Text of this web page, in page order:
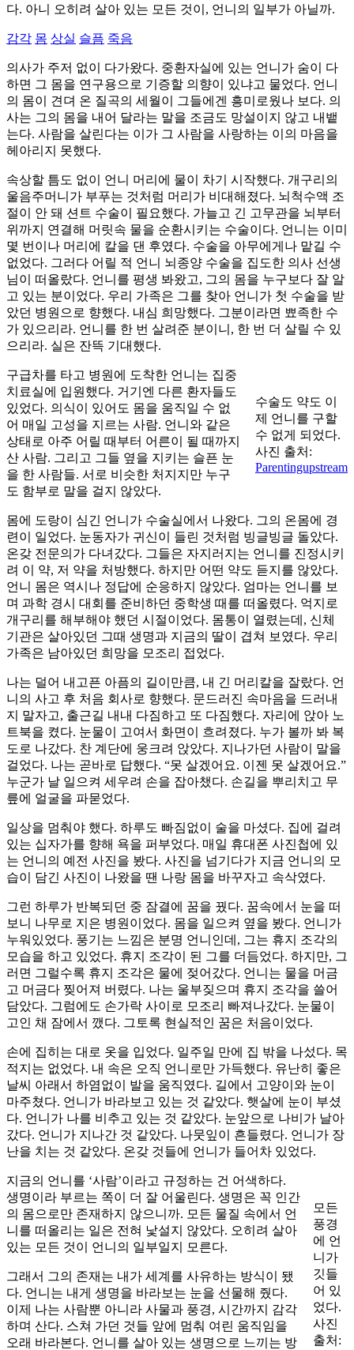
다. 아니 오히려 살아 있는 모든 것이, 언니의 일부가 아닐까.
감각 몸 상실 슬픔 죽음
의사가 주저 없이 다가왔다. 중환자실에 있는 언니가 숨이 다
하면 그 몸을 연구용으로 기증할 의향이 있냐고 물었다. 언니
의 몸이 견뎌 온 질곡의 세월이 그들에겐 흥미로웠나 보다. 의
사는 그의 몸을 내어 달라는 말을 조금도 망설이지 않고 내뱉
는다. 사람을 살린다는 이가 그 사람을 사랑하는 이의 마음을
헤아리지 못했다.
속상할 틈도 없이 언니 머리에 물이 차기 시작했다. 개구리의
울음주머니가 부푸는 것처럼 머리가 비대해졌다. 뇌척수액 조
절이 안 돼 션트 수술이 필요했다. 가늘고 긴 고무관을 뇌부터
위까지 연결해 머릿속 물을 순환시키는 수술이다. 언니는 이미
몇 번이나 머리에 칼을 댄 후였다. 수술을 아무에게나 맡길 수
없었다. 그러다 어릴 적 언니 뇌종양 수술을 집도한 의사 선생
님이 떠올랐다. 언니를 평생 봐왔고, 그의 몸을 누구보다 잘 알
고 있는 분이었다. 우리 가족은 그를 찾아 언니가 첫 수술을 받
았던 병원으로 향했다. 내심 희망했다. 그분이라면 뾰족한 수
가 있으리라. 언니를 한 번 살려준 분이니, 한 번 더 살릴 수 있
으리라. 실은 잔뜩 기대했다.
수술도 약도 이
제 언니를 구할
수 없게 되었다.
사진 출처:
Parentingupstream
구급차를 타고 병원에 도착한 언니는 집중
치료실에 입원했다. 거기엔 다른 환자들도
있었다. 의식이 있어도 몸을 움직일 수 없
어 매일 고성을 지르는 사람. 언니와 같은
상태로 아주 어릴 때부터 어른이 될 때까지
산 사람. 그리고 그들 옆을 지키는 슬픈 눈
을 한 사람들. 서로 비슷한 처지지만 누구
도 함부로 말을 걸지 않았다.
몸에 도랑이 심긴 언니가 수술실에서 나왔다. 그의 온몸에 경
련이 일었다. 눈동자가 귀신이 들린 것처럼 빙글빙글 돌았다.
온갖 전문의가 다녀갔다. 그들은 자지러지는 언니를 진정시키
려 이 약, 저 약을 처방했다. 하지만 어떤 약도 듣지를 않았다.
언니 몸은 역시나 정답에 순응하지 않았다. 엄마는 언니를 보
며 과학 경시 대회를 준비하던 중학생 때를 떠올렸다. 억지로
개구리를 해부해야 했던 시절이었다. 몸통이 열렸는데, 신체
기관은 살아있던 그때 생명과 지금의 딸이 겹쳐 보였다. 우리
가족은 남아있던 희망을 모조리 접었다.
나는 덜어 내고픈 아픔의 길이만큼, 내 긴 머리칼을 잘랐다. 언
니의 사고 후 처음 회사로 향했다. 문드러진 속마음을 드러내
지 말자고, 출근길 내내 다짐하고 또 다짐했다. 자리에 앉아 노
트북을 켰다. 눈물이 고여서 화면이 흐려졌다. 누가 볼까 봐 복
도로 나갔다. 찬 계단에 웅크려 앉았다. 지나가던 사람이 말을
걸었다. 나는 곧바로 답했다. “못 살겠어요. 이젠 못 살겠어요.”
누군가 날 일으켜 세우려 손을 잡아챘다. 손길을 뿌리치고 무
릎에 얼굴을 파묻었다.
일상을 멈춰야 했다. 하루도 빠짐없이 술을 마셨다. 집에 걸려
있는 십자가를 향해 욕을 퍼부었다. 매일 휴대폰 사진첩에 있
는 언니의 예전 사진을 봤다. 사진을 넘기다가 지금 언니의 모
습이 담긴 사진이 나왔을 땐 나랑 몸을 바꾸자고 속삭였다.
그런 하루가 반복되던 중 잠결에 꿈을 꿨다. 꿈속에서 눈을 떠
보니 나무로 지은 병원이었다. 몸을 일으켜 옆을 봤다. 언니가
누워있었다. 풍기는 느낌은 분명 언니인데, 그는 휴지 조각의
모습을 하고 있었다. 휴지 조각이 된 그를 더듬었다. 하지만, 그
러면 그럴수록 휴지 조각은 물에 젖어갔다. 언니는 물을 머금
고 머금다 찢어져 버렸다. 나는 울부짖으며 휴지 조각을 쓸어
담았다. 그럼에도 손가락 사이로 모조리 빠져나갔다. 눈물이
고인 채 잠에서 깼다. 그토록 현실적인 꿈은 처음이었다.
손에 집히는 대로 옷을 입었다. 일주일 만에 집 밖을 나섰다. 목
적지는 없었다. 내 속은 오직 언니로만 가득했다. 유난히 좋은
날씨 아래서 하염없이 발을 움직였다. 길에서 고양이와 눈이
마주쳤다. 언니가 바라보고 있는 것 같았다. 햇살에 눈이 부셨
다. 언니가 나를 비추고 있는 것 같았다. 눈앞으로 나비가 날아
갔다. 언니가 지나간 것 같았다. 나뭇잎이 흔들렸다. 언니가 장
난을 치는 것 같았다. 온갖 것들에 언니가 들어차 있었다.
모든
풍경
에 언
니가
깃들
어 있
었다.
사진
출처:
지금의 언니를 ‘사람’이라고 규정하는 건 어색하다.
생명이라 부르는 쪽이 더 잘 어울린다. 생명은 꼭 인간
의 몸으로만 존재하지 않으니까. 모든 물질 속에서 언
니를 떠올리는 일은 전혀 낯설지 않았다. 오히려 살아
있는 모든 것이 언니의 일부일지 모른다.
그래서 그의 존재는 내가 세계를 사유하는 방식이 됐
다. 언니는 내게 생명을 바라보는 눈을 선물해 줬다.
이제 나는 사람뿐 아니라 사물과 풍경, 시간까지 감각
하며 산다. 스쳐 가던 것들 앞에 멈춰 여린 움직임을
오래 바라본다. 언니를 살아 있는 생명으로 느끼는 방